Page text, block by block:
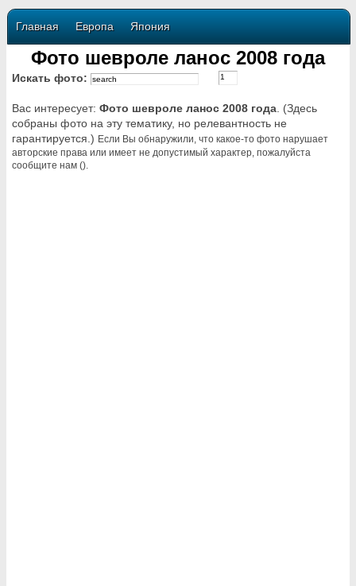
Главная Европа Япония
Фото шевроле ланос 2008 года
Искать фото:
Вас интересует: Фото шевроле ланос 2008 года . (Здесь
собраны фото на эту тематику, но релевантность не
гарантируется.) Если Вы обнаружили, что какое-то фото нарушает
авторские права или имеет не допустимый характер, пожалуйста
сообщите нам ().